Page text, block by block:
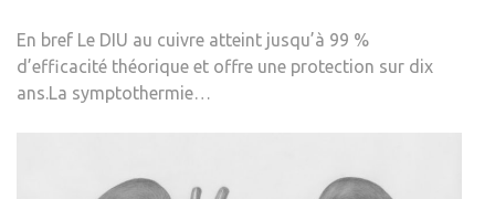
En bref Le DIU au cuivre atteint jusqu’à 99 %
d’efficacité théorique et offre une protection sur dix
ans.La symptothermie…